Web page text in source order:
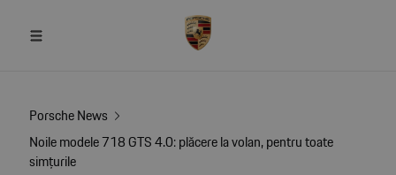
Porsche News
Noile modele 718 GTS 4.0: plăcere la volan, pentru toate
simțurile